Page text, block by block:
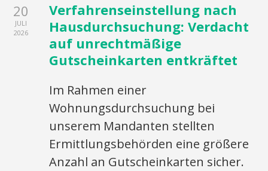
20
JULI
2026
Verfahrenseinstellung nach
Hausdurchsuchung: Verdacht
auf unrechtmäßige
Gutscheinkarten entkräftet
Im Rahmen einer
Wohnungsdurchsuchung bei
unserem Mandanten stellten
Ermittlungsbehörden eine größere
Anzahl an Gutscheinkarten sicher.